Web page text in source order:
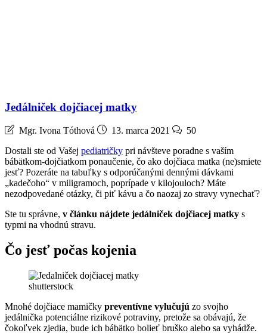
Jedálniček dojčiacej matky
Mgr. Ivona Tóthová 13. marca 2021
50
Dostali ste od Vašej pediatričky pri návšteve poradne s vaším
bábätkom-dojčiatkom ponaučenie, čo ako dojčiaca matka (ne)smiete
jesť? Pozeráte na tabuľky s odporúčanými dennými dávkami
„kadečoho“ v miligramoch, poprípade v kilojouloch? Máte
nezodpovedané otázky, či piť kávu a čo naozaj zo stravy vynechať?
Ste tu správne, v článku nájdete jedálniček dojčiacej matky s
typmi na vhodnú stravu.
Čo jesť počas kojenia
shutterstock
Mnohé dojčiace mamičky preventívne vylučujú zo svojho
jedálnička potenciálne rizikové potraviny, pretože sa obávajú, že
čokoľvek zjedia, bude ich bábätko bolieť bruško alebo sa vyhádže.